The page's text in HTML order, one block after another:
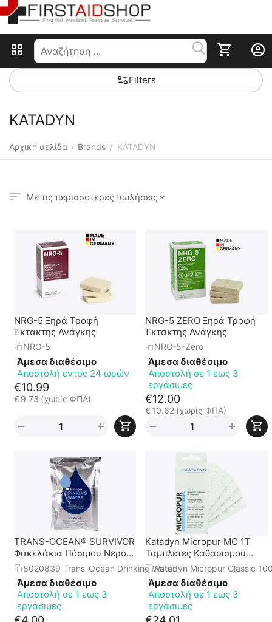
Filters
KATADYN
Αρχική σελίδα / Brands / KATADYN
Με τις περισσότερες πωλήσεις
NRG-5 Ξηρά Τροφή
Έκτακτης Ανάγκης
NRG-5
Άμεσα διαθέσιμο
Αποστολή εντός 24 ωρών
€10.99
€ 9.73 (χωρίς ΦΠΑ)
+
−
NRG-5 ZERO Ξηρά Τροφή
Έκτακτης Ανάγκης
NRG-5-Zero
Άμεσα διαθέσιμο
Αποστολή σε 1 έως 3
εργάσιμες
€12.00
€10.62 (χωρίς ΦΠΑ)
+
−
TRANS-OCEAN® SURVIVOR
Φακελάκια Πόσιμου Νερού
(5 τεμάχια x 100ml)
8020839 Trans-Ocean Drinking Water
Άμεσα διαθέσιμο
Αποστολή σε 1 εως 3
εργάσιμες
Katadyn Micropur MC 1T
Ταμπλέτες Καθαρισμού
Νερού με Ιόντα Αργύρου
100 τεμ
Katadyn Micropur Classic
Άμεσα διαθέσιμο
Αποστολή σε 1 εως 3
εργάσιμες